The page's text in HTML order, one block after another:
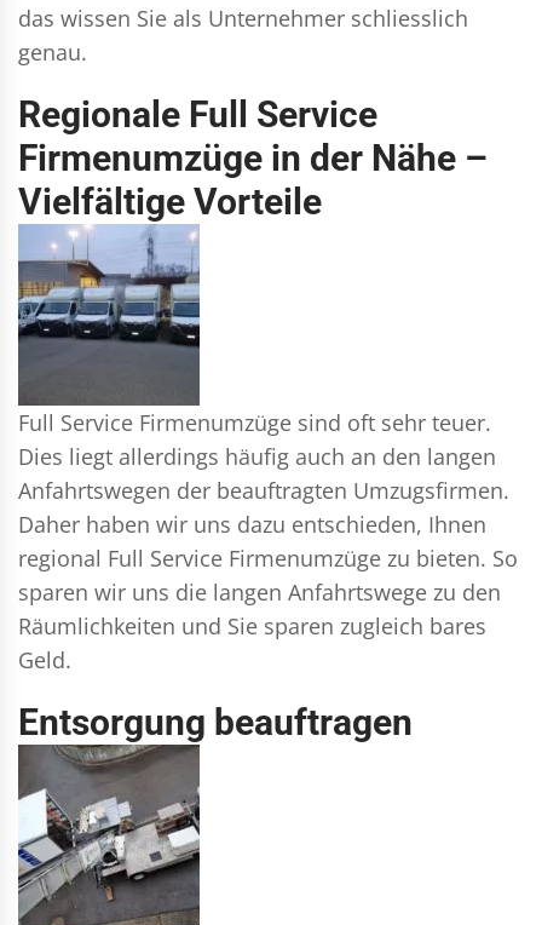
das wissen Sie als Unternehmer schliesslich
genau.
Regionale Full Service
Firmenumzüge in der Nähe –
Vielfältige Vorteile
Full Service Firmenumzüge sind oft sehr teuer.
Dies liegt allerdings häufig auch an den langen
Anfahrtswegen der beauftragten Umzugsfirmen.
Daher haben wir uns dazu entschieden, Ihnen
regional Full Service Firmenumzüge zu bieten. So
sparen wir uns die langen Anfahrtswege zu den
Räumlichkeiten und Sie sparen zugleich bares
Geld.
Entsorgung beauftragen